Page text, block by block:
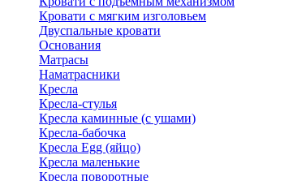
Кровати с мягким изголовьем
Двуспальные кровати
Основания
Матрасы
Наматрасники
Кресла
Кресла-стулья
Кресла каминные (с ушами)
Кресла-бабочка
Кресла Egg (яйцо)
Кресла маленькие
Кресла поворотные